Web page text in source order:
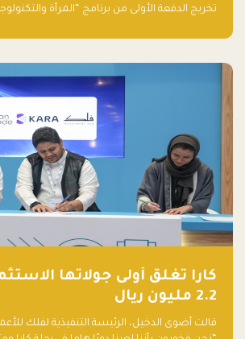
كارا تغلق أولى جولاتها
2.2 مليون ريال
قالت أضوى الدخيل، الرئيسة التنفيذية لفلك